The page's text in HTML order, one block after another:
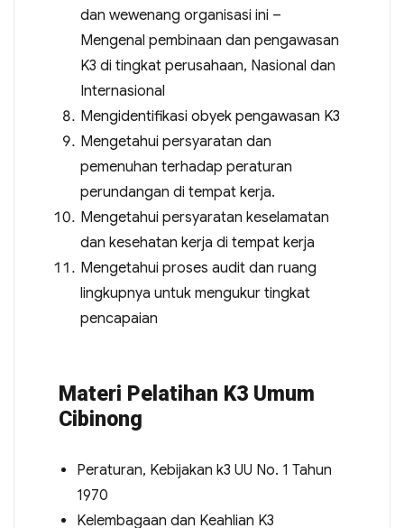
dan wewenang organisasi ini –
Mengenal pembinaan dan pengawasan
K3 di tingkat perusahaan, Nasional dan
Internasional
Mengidentifikasi obyek pengawasan K3
Mengetahui persyaratan dan
pemenuhan terhadap peraturan
perundangan di tempat kerja.
Mengetahui persyaratan keselamatan
dan kesehatan kerja di tempat kerja
Mengetahui proses audit dan ruang
lingkupnya untuk mengukur tingkat
pencapaian
Materi Pelatihan K3 Umum
Cibinong
Peraturan, Kebijakan k3 UU No. 1 Tahun
1970
Kelembagaan dan Keahlian K3